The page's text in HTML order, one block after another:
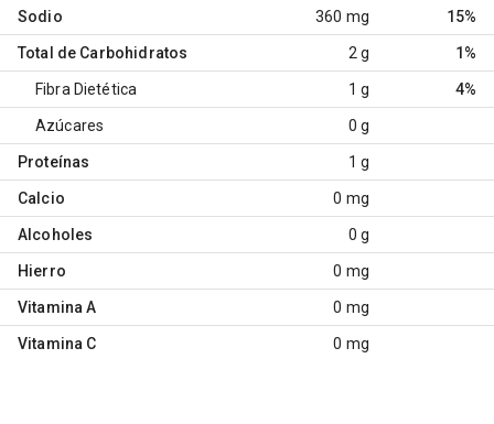
Sodio 360 mg 15%
Total de Carbohidratos 2 g 1%
Fibra Dietética 1 g 4%
Azúcares 0 g
Proteínas 1 g
Calcio 0 mg
Alcoholes 0 g
Hierro 0 mg
Vitamina A 0 mg
Vitamina C 0 mg